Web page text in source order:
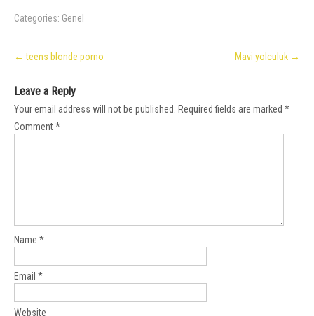
Categories: Genel
Post
navigation
← teens blonde porno Mavi yolculuk →
Leave a Reply
Your email address will not be published. Required fields are marked *
Comment*
Name *
Email *
Website